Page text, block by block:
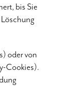
bis Sie
oder von
Cookies).